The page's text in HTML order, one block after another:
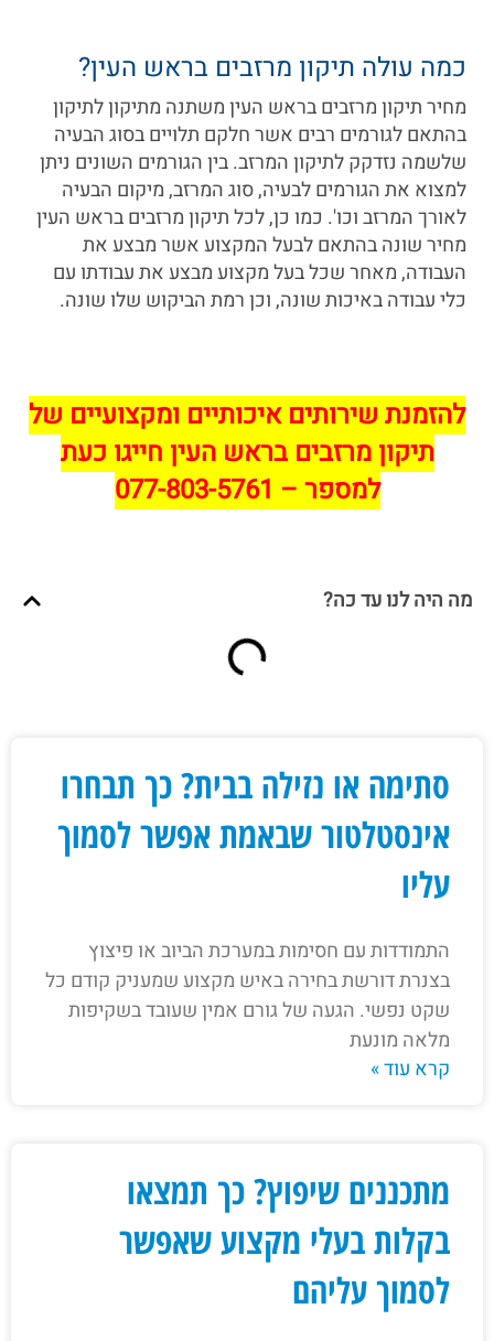
כמה עולה תיקון מרזבים בראש העין?
מחיר תיקון מרזבים בראש העין משתנה מתיקון לתיקון
בהתאם לגורמים רבים אשר חלקם תלויים בסוג הבעיה
שלשמה נזדקק לתיקון המרזב. בין הגורמים השונים ניתן
למצוא את הגורמים לבעיה, סוג המרזב, מיקום הבעיה
לאורך המרזב וכו'. כמו כן, לכל תיקון מרזבים בראש העין
מחיר שונה בהתאם לבעל המקצוע אשר מבצע את
העבודה, מאחר שכל בעל מקצוע מבצע את עבודתו עם
כלי עבודה באיכות שונה, וכן רמת הביקוש שלו שונה.
להזמנת שירותים איכותיים ומקצועיים של
תיקון מרזבים בראש העין חייגו כעת
למספר – 077-803-5761
מה היה לנו עד כה?
סתימה או נזילה בבית? כך תבחרו
אינסטלטור שבאמת אפשר לסמוך
עליו
התמודדות עם חסימות במערכת הביוב או פיצוץ
בצנרת דורשת בחירה באיש מקצוע שמעניק קודם כל
שקט נפשי. הגעה של גורם אמין שעובד בשקיפות
מלאה מונעת
קרא עוד »
מתכננים שיפוץ? כך תמצאו
בקלות בעלי מקצוע שאפשר
לסמוך עליהם